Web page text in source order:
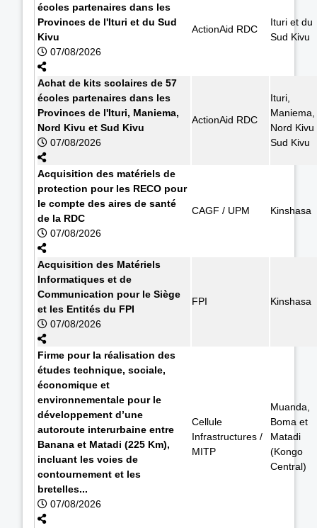
écoles partenaires dans les
Provinces de l'Ituri et du Sud
Kivu
07/08/2026
ActionAid RDC
Ituri et du
Sud Kivu
Achat de kits scolaires de 57
écoles partenaires dans les
Provinces de l'Ituri, Maniema,
Nord Kivu et Sud Kivu
07/08/2026
ActionAid RDC
Ituri,
Maniema,
Nord Kivu
Sud Kivu
Acquisition des matériels de
protection pour les RECO pour
le compte des aires de santé
de la RDC
07/08/2026
CAGF / UPM Kinshasa
Acquisition des Matériels
Informatiques et de
Communication pour le Siège
et les Entités du FPI
07/08/2026
FPI Kinshasa
Firme pour la réalisation des
études technique, sociale,
économique et
environnementale pour le
développement d’une
autoroute interurbaine entre
Banana et Matadi (225 Km),
incluant les voies de
contournement et les
bretelles...
07/08/2026
Cellule
Infrastructures /
MITP
Muanda,
Boma et
Matadi
(Kongo
Central)